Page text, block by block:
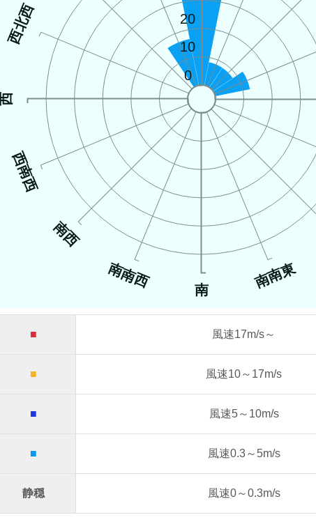
南南東
南
南南西
南西
西南西
西
西北西
0
10
20
■ 風速17m/s～
■ 風速10～17m/s
■ 風速5～10m/s
■ 風速0.3～5m/s
静穏 風速0～0.3m/s